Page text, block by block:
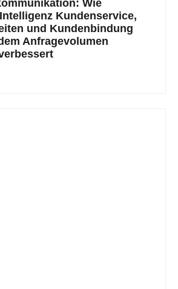
Wie
Kundenservice,
und Kundenbindung
Anfragevolumen